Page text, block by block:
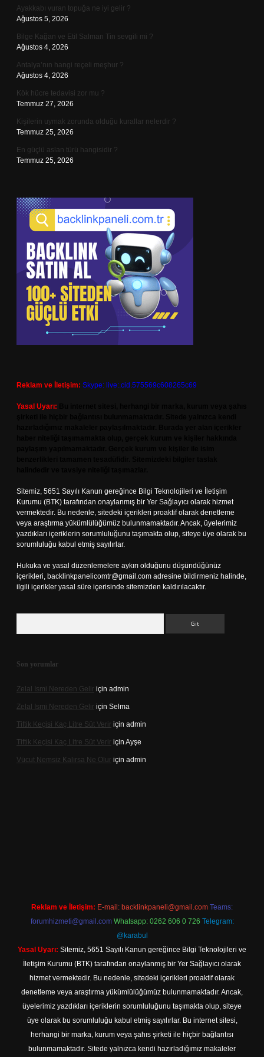
Ayakkabı vuran topuğa ne iyi gelir ?
Ağustos 5, 2026
Bilge Kağan ve Etil Salman Tin sevgili mi ?
Ağustos 4, 2026
Antalya’nın hangi reçeli meşhur ?
Ağustos 4, 2026
Kök hücre tedavisi zor mu ?
Temmuz 27, 2026
Kişilerin uymak zorunda olduğu kurallar nelerdir ?
Temmuz 25, 2026
En güçlü aslan türü hangisidir ?
Temmuz 25, 2026
Reklam ve İletişim: Skype: live:.cid.575569c608265c69
Yasal Uyarı:
Sitemiz, 5651 Sayılı Kanun gereğince Bilgi Teknolojileri ve İletişim
Kurumu (BTK) tarafından onaylanmış bir Yer Sağlayıcı olarak hizmet
vermektedir. Bu nedenle, sitedeki içerikleri proaktif olarak denetleme
veya araştırma yükümlülüğümüz bulunmamaktadır. Ancak, üyelerimiz
yazdıkları içeriklerin sorumluluğunu taşımakta olup, siteye üye olarak bu
sorumluluğu kabul etmiş sayılırlar.
Hukuka ve yasal düzenlemelere aykırı olduğunu düşündüğünüz
içerikleri, backlinkpanelicomtr@gmail.com adresine bildirmeniz halinde,
ilgili içerikler yasal süre içerisinde sitemizden kaldırılacaktır.
Son yorumlar
Zelal Ismi Nereden Gelir için admin
Zelal Ismi Nereden Gelir için Selma
Tiftik Keçisi Kaç Litre Süt Verir için admin
Tiftik Keçisi Kaç Litre Süt Verir için Ayşe
Vücut Nemsiz Kalırsa Ne Olur için admin
Reklam ve İletişim: E-mail: backlinkpaneli@gmail.com Teams:
forumhizmeti@gmail.com Whatsapp: 0262 606 0 726 Telegram:
@karabul
Yasal Uyarı: Sitemiz, 5651 Sayılı Kanun gereğince Bilgi Teknolojileri ve
İletişim Kurumu (BTK) tarafından onaylanmış bir Yer Sağlayıcı olarak
hizmet vermektedir. Bu nedenle, sitedeki içerikleri proaktif olarak
denetleme veya araştırma yükümlülüğümüz bulunmamaktadır. Ancak,
üyelerimiz yazdıkları içeriklerin sorumluluğunu taşımakta olup, siteye
üye olarak bu sorumluluğu kabul etmiş sayılırlar. Bu internet sitesi,
herhangi bir marka, kurum veya şahıs şirketi ile hiçbir bağlantısı
bulunmamaktadır. Sitede yalnızca kendi hazırladığımız makaleler